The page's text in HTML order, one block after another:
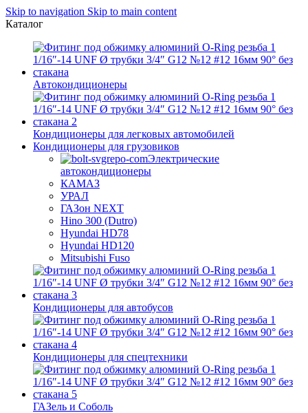
Skip to navigation Skip to main content
Каталог
Автокондиционеры
Кондиционеры для легковых автомобилей
Кондиционеры для грузовиков
Электрические
автокондиционеры
КАМАЗ
УРАЛ
ГАЗон NEXT
Hino 300 (Dutro)
Hyundai HD78
Hyundai HD120
Mitsubishi Fuso
Кондиционеры для автобусов
Кондиционеры для спецтехники
ГАЗель и Соболь